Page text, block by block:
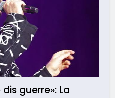
guerre»: La